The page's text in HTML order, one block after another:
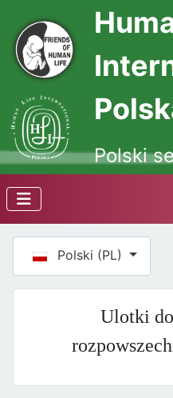
Polski
Wybierz swój język
Polski (PL)
Ulotki